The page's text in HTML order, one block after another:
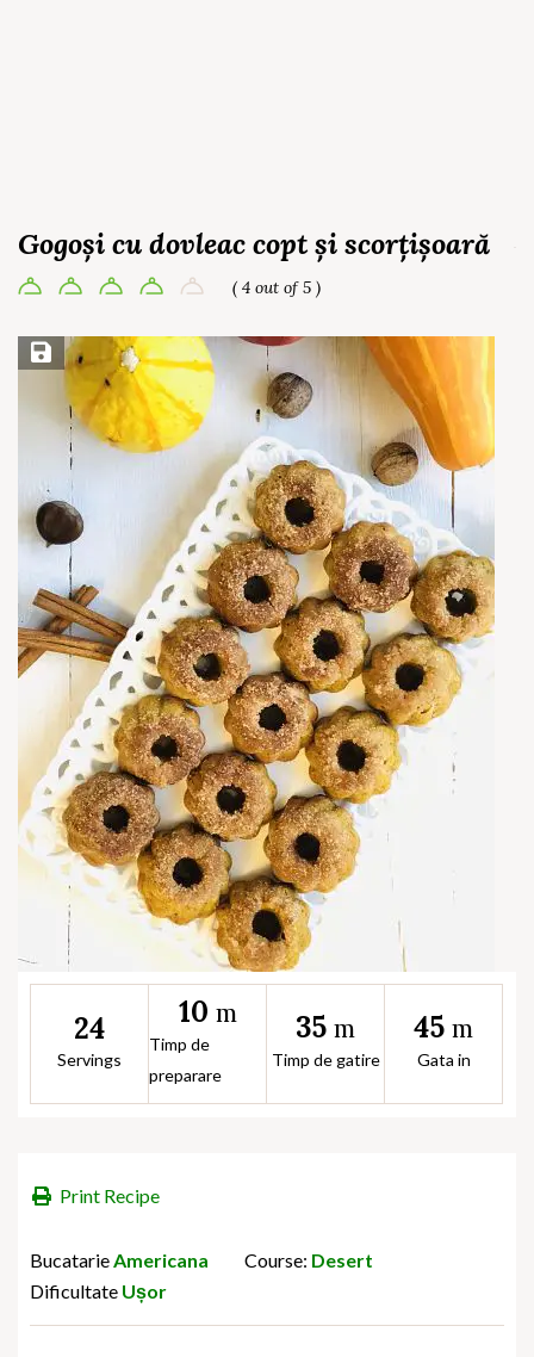
Gogoși cu dovleac copt și scorțișoară
( 4 out of 5 )
Save Recipe
24
Servings
10 m
Timp de
preparare
35 m
Timp de gatire
45 m
Gata in
Print Recipe
BucatarieAmericana Course: Desert
Dificultate Ușor